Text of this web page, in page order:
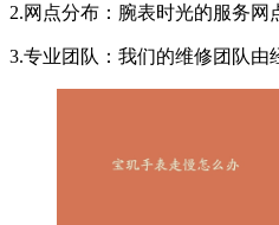
2.网点分布：腕表时光的服务网
3.专业团队：我们的维修团队由